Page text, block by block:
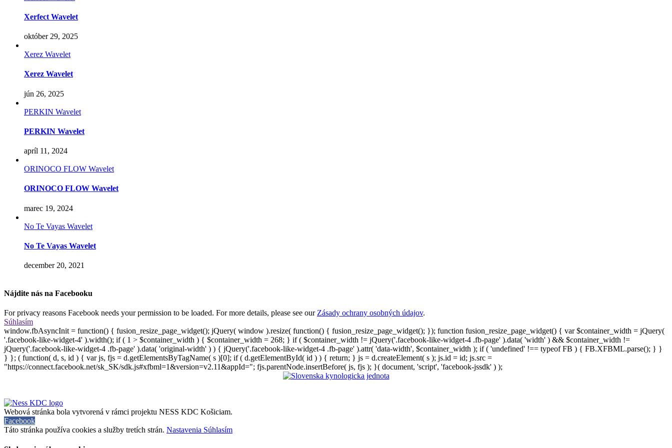
Xerfect Wavelet
október 29, 2025
Xerez Wavelet
Xerez Wavelet
jún 26, 2025
PERKIN Wavelet
PERKIN Wavelet
apríl 11, 2024
ORINOCO FLOW Wavelet
ORINOCO FLOW Wavelet
marec 19, 2024
No Te Vayas Wavelet
No Te Vayas Wavelet
december 20, 2021
Nájdite nás na Facebooku
For privacy reasons Facebook needs your permission to be loaded. For more details, please see our Zásady ochrany osobných údajov.
Súhlasím
window.fbAsyncInit = function() { fusion_resize_page_widget(); jQuery( window ).resize( function() { fusion_resize_page_widget(); }); function fusion_resize_page_widget() { var $container_width = jQuery(
'.facebook-like-widget-4' ).width(); if ( 1 > $container_width ) { $container_width = 268; } if ( $container_width != jQuery('.facebook-like-widget-4 .fb-page' ).data( 'width' ) && $container_width !=
jQuery('.facebook-like-widget-4 .fb-page' ).data( 'original-width' ) ) { jQuery('.facebook-like-widget-4 .fb-page' ).attr( 'data-width', $container_width ); if ( 'undefined' !== typeof FB ) { FB.XFBML.parse(); } }
} }; ( function( d, s, id ) { var js, fjs = d.getElementsByTagName( s )[0]; if ( d.getElementById( id ) ) { return; } js = d.createElement( s ); js.id = id; js.src =
"https://connect.facebook.net/sk_SK/sdk.js#xfbml=1&version=v2.11&appId="; fjs.parentNode.insertBefore( js, fjs ); }( document, 'script', 'facebook-jssdk' ) );
Webová stránka bola vytvorená v rámci projektu NESS KDC Košiciam.
Facebook
Táto stránka používa cookies a služby tretích strán. Nastavenia Súhlasím